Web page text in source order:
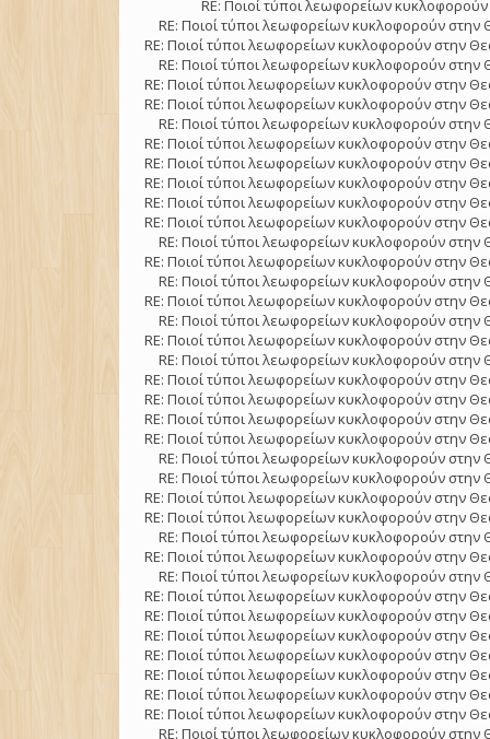
RE: Ποιοί τύποι λεωφορείων
RE: Ποιοί τύποι λεωφορείων κυκλοφορούν στην
RE: Ποιοί τύποι λεωφορείων κυκλοφορούν στην
RE: Ποιοί τύποι λεωφορείων κυκλοφορούν στην
RE: Ποιοί τύποι λεωφορείων κυκλοφορούν στην
RE: Ποιοί τύποι λεωφορείων κυκλοφορούν στην
RE: Ποιοί τύποι λεωφορείων κυκλοφορούν στην
RE: Ποιοί τύποι λεωφορείων κυκλοφορούν στην
RE: Ποιοί τύποι λεωφορείων κυκλοφορούν στην
RE: Ποιοί τύποι λεωφορείων κυκλοφορούν στην
RE: Ποιοί τύποι λεωφορείων κυκλοφορούν στην
RE: Ποιοί τύποι λεωφορείων κυκλοφορούν στην
RE: Ποιοί τύποι λεωφορείων κυκλοφορούν στην
RE: Ποιοί τύποι λεωφορείων κυκλοφορούν στην
RE: Ποιοί τύποι λεωφορείων κυκλοφορούν στην
RE: Ποιοί τύποι λεωφορείων κυκλοφορούν στην
RE: Ποιοί τύποι λεωφορείων κυκλοφορούν στην
RE: Ποιοί τύποι λεωφορείων κυκλοφορούν στην
RE: Ποιοί τύποι λεωφορείων κυκλοφορούν στην
RE: Ποιοί τύποι λεωφορείων κυκλοφορούν στην
RE: Ποιοί τύποι λεωφορείων κυκλοφορούν στην
RE: Ποιοί τύποι λεωφορείων κυκλοφορούν στην
RE: Ποιοί τύποι λεωφορείων κυκλοφορούν στην
RE: Ποιοί τύποι λεωφορείων κυκλοφορούν στην
RE: Ποιοί τύποι λεωφορείων κυκλοφορούν στην
RE: Ποιοί τύποι λεωφορείων κυκλοφορούν στην
RE: Ποιοί τύποι λεωφορείων κυκλοφορούν στην
RE: Ποιοί τύποι λεωφορείων κυκλοφορούν στην
RE: Ποιοί τύποι λεωφορείων κυκλοφορούν στην
RE: Ποιοί τύποι λεωφορείων κυκλοφορούν στην
RE: Ποιοί τύποι λεωφορείων κυκλοφορούν στην
RE: Ποιοί τύποι λεωφορείων κυκλοφορούν στην
RE: Ποιοί τύποι λεωφορείων κυκλοφορούν στην
RE: Ποιοί τύποι λεωφορείων κυκλοφορούν στην
RE: Ποιοί τύποι λεωφορείων κυκλοφορούν στην
RE: Ποιοί τύποι λεωφορείων κυκλοφορούν στην
RE: Ποιοί τύποι λεωφορείων κυκλοφορούν στην
RE: Ποιοί τύποι λεωφορείων κυκλοφορούν στην